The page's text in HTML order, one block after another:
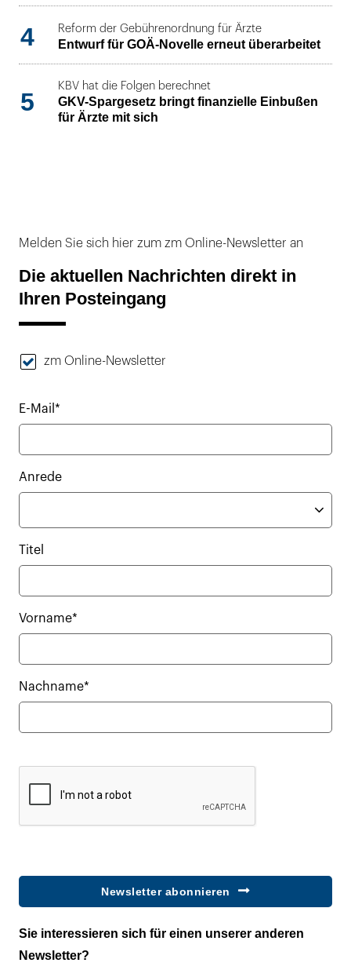
4 Reform der Gebührenordnung für Ärzte
Entwurf für GOÄ-Novelle erneut überarbeitet
5
KBV hat die Folgen berechnet
GKV-Spargesetz bringt finanzielle Einbußen
für Ärzte mit sich
Melden Sie sich hier zum zm Online-Newsletter an
Die aktuellen Nachrichten direkt in
Ihren Posteingang
zm Online-Newsletter
E-Mail*
Anrede
Titel
Vorname*
Nachname*
Newsletter abonnieren
Sie interessieren sich für einen unserer anderen
Newsletter?